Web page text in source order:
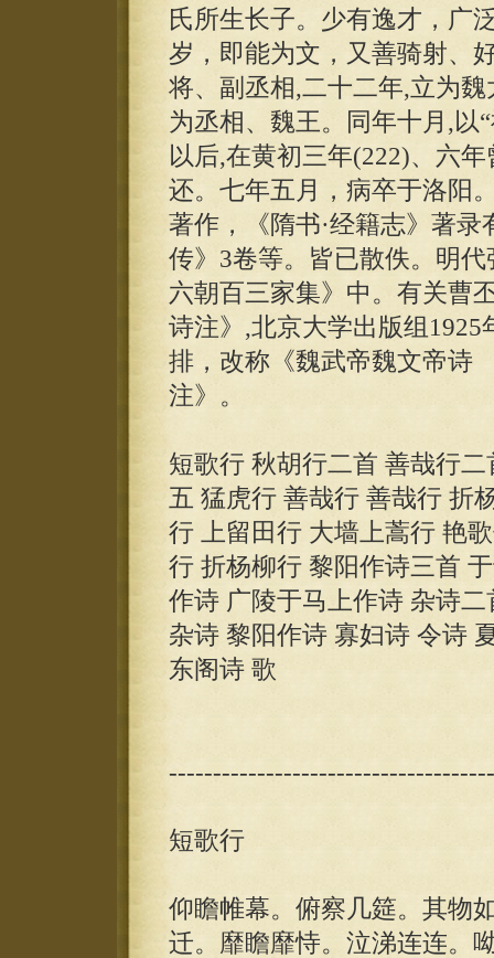
氏所生长子。少有逸才，广
岁，即能为文，又善骑射、
将、副丞相,二十二年,立为
为丞相、魏王。同年十月,以
以后,在黄初三年(222)、六
还。七年五月，病卒于洛阳
著作，《隋书·经籍志》著
传》3卷等。皆已散佚。明
六朝百三家集》中。有关曹
诗注》,北京大学出版组
排，改称《魏武帝魏文帝诗
注
短歌行 秋胡行二首 善哉行
五 猛虎行 善哉行 善哉行 折
行 上留田行 大墙上蒿行 艳
行 折杨柳行 黎阳作诗三首
作诗 广陵于马上作诗 杂诗
杂诗 黎阳作诗 寡妇诗 令诗
东阁诗 歌
短歌行
仰瞻帷幕。俯察几筵。其物
迁。靡瞻靡恃。泣涕连连。